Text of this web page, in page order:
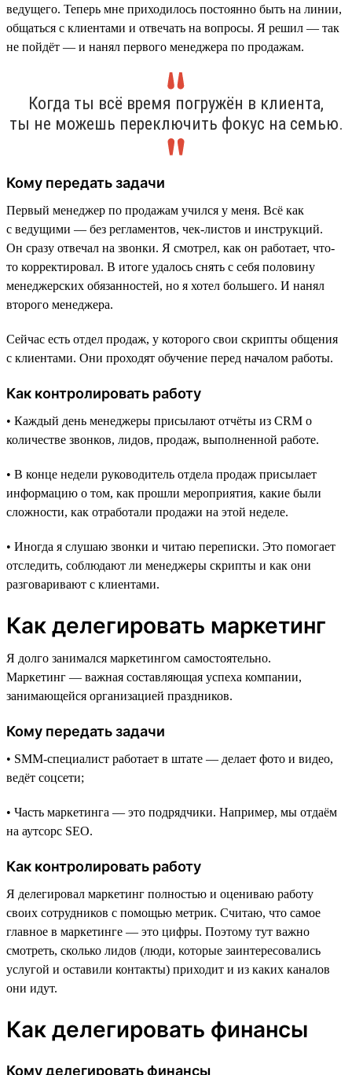
ведущего. Теперь мне приходилось постоянно быть на линии,
общаться с клиентами и отвечать на вопросы. Я решил — так
не пойдёт — и нанял первого менеджера по продажам.
Когда ты всё время погружён в клиента,
ты не можешь переключить фокус на семью.
Кому передать задачи
Первый менеджер по продажам учился у меня. Всё как
с ведущими — без регламентов, чек-листов и инструкций.
Он сразу отвечал на звонки. Я смотрел, как он работает, что-
то корректировал. В итоге удалось снять с себя половину
менеджерских обязанностей, но я хотел большего. И нанял
второго менеджера.
Сейчас есть отдел продаж, у которого свои скрипты общения
с клиентами. Они проходят обучение перед началом работы.
Как контролировать работу
• Каждый день менеджеры присылают отчёты из CRM о
количестве звонков, лидов, продаж, выполненной работе.
• В конце недели руководитель отдела продаж присылает
информацию о том, как прошли мероприятия, какие были
сложности, как отработали продажи на этой неделе.
• Иногда я слушаю звонки и читаю переписки. Это помогает
отследить, соблюдают ли менеджеры скрипты и как они
разговаривают с клиентами.
Как делегировать маркетинг
Я долго занимался маркетингом самостоятельно.
Маркетинг — важная составляющая успеха компании,
занимающейся организацией праздников.
Кому передать задачи
• SMM-специалист работает в штате — делает фото и видео,
ведёт соцсети;
• Часть маркетинга — это подрядчики. Например, мы отдаём
на аутсорс SEO.
Как контролировать работу
Я делегировал маркетинг полностью и оцениваю работу
своих сотрудников с помощью метрик. Считаю, что самое
главное в маркетинге — это цифры. Поэтому тут важно
смотреть, сколько лидов (люди, которые заинтересовались
услугой и оставили контакты) приходит и из каких каналов
они идут.
Как делегировать финансы
Кому делегировать финансы